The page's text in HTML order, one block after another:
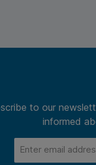
to our
informed